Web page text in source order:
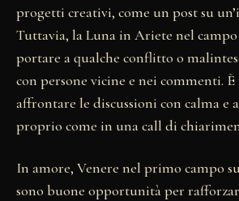
progetti creativi, come un post su
Tuttavia, la Luna in Ariete nel
portare a qualche conflitto o
con persone vicine e nei commenti.
affrontare le discussioni con calma e
proprio come in una call di
In amore, Venere nel primo campo
sono buone opportunità per